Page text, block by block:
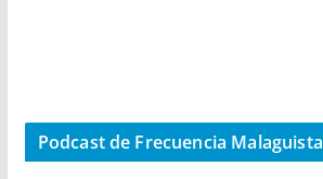
Podcast de Frecuencia Malaguista